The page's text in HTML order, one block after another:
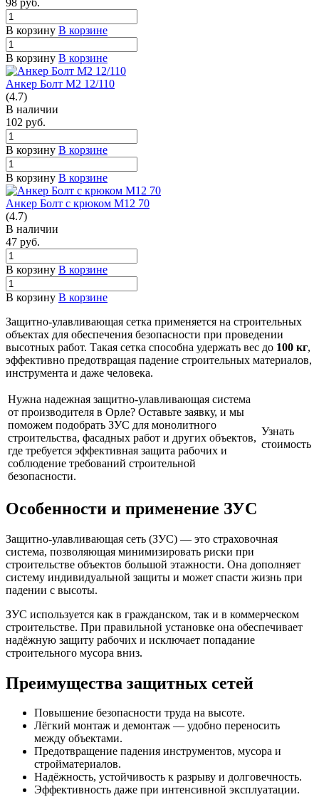
В корзину В корзине
В корзину В корзине
Анкер Болт М2 12/110
(4.7)
В наличии
102 руб.
В корзину В корзине
В корзину В корзине
Анкер Болт с крюком М12 70
(4.7)
В наличии
47 руб.
В корзину В корзине
В корзину В корзине
Защитно-улавливающая сетка применяется на строительных
объектах для обеспечения безопасности при проведении
высотных работ. Такая сетка способна удержать вес до 100 кг,
эффективно предотвращая падение строительных материалов,
инструмента и даже человека.
Нужна надежная защитно-улавливающая система
от производителя в Орле? Оставьте заявку, и мы
поможем подобрать ЗУС для монолитного
строительства, фасадных работ и других объектов,
где требуется эффективная защита рабочих и
соблюдение требований строительной
безопасности.
Узнать
стоимость
Особенности и применение ЗУС
Защитно-улавливающая сеть (ЗУС) — это страховочная
система, позволяющая минимизировать риски при
строительстве объектов большой этажности. Она дополняет
систему индивидуальной защиты и может спасти жизнь при
падении с высоты.
ЗУС используется как в гражданском, так и в коммерческом
строительстве. При правильной установке она обеспечивает
надёжную защиту рабочих и исключает попадание
строительного мусора вниз.
Преимущества защитных сетей
Повышение безопасности труда на высоте.
Лёгкий монтаж и демонтаж — удобно переносить
между объектами.
Предотвращение падения инструментов, мусора и
стройматериалов.
Надёжность, устойчивость к разрыву и долговечность.
Эффективность даже при интенсивной эксплуатации.